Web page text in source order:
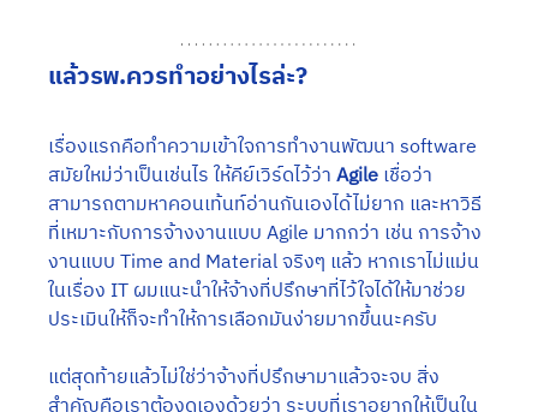
แล้วรพ.ควรทำอย่างไรล่ะ?
เรื่องแรกคือทำความเข้าใจการทำงานพัฒนา software
สมัยใหม่ว่าเป็นเช่นไร ให้คีย์เวิร์ดไว้ว่า Agile เชื่อว่า
สามารถตามหาคอนเท้นท์อ่านกันเองได้ไม่ยาก และหาวิธี
ที่เหมาะกับการจ้างงานแบบ Agile มากกว่า เช่น การจ้าง
งานแบบ Time and Material จริงๆ แล้ว หากเราไม่แม่น
ในเรื่อง IT ผมแนะนำให้จ้างที่ปรึกษาที่ไว้ใจได้ให้มาช่วย
ประเมินให้ก็จะทำให้การเลือกมันง่ายมากขึ้นนะครับ
แต่สุดท้ายแล้วไม่ใช่ว่าจ้างที่ปรึกษามาแล้วจะจบ สิ่ง